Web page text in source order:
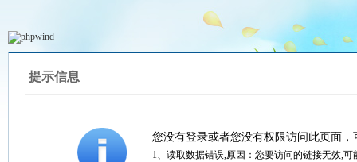
提示信息
您没有登录或者您没有权限访问此页面
1、读取数据错误,原因：您要访问的链接无效,